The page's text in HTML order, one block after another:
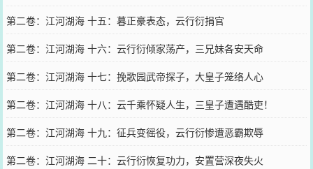
第二卷：江河湖海 十五：暮正豪表态，云行衍捐官
第二卷：江河湖海 十六：云行衍倾家荡产，三兄妹各安天命
第二卷：江河湖海 十七：挽歌园武帝探子，大皇子笼络人心
第二卷：江河湖海 十八：云千乘怀疑人生，三皇子遭遇酷吏！
第二卷：江河湖海 十九：征兵变徭役，云行衍惨遭恶霸欺辱
第二卷：江河湖海 二十：云行衍恢复功力，安置营深夜失火